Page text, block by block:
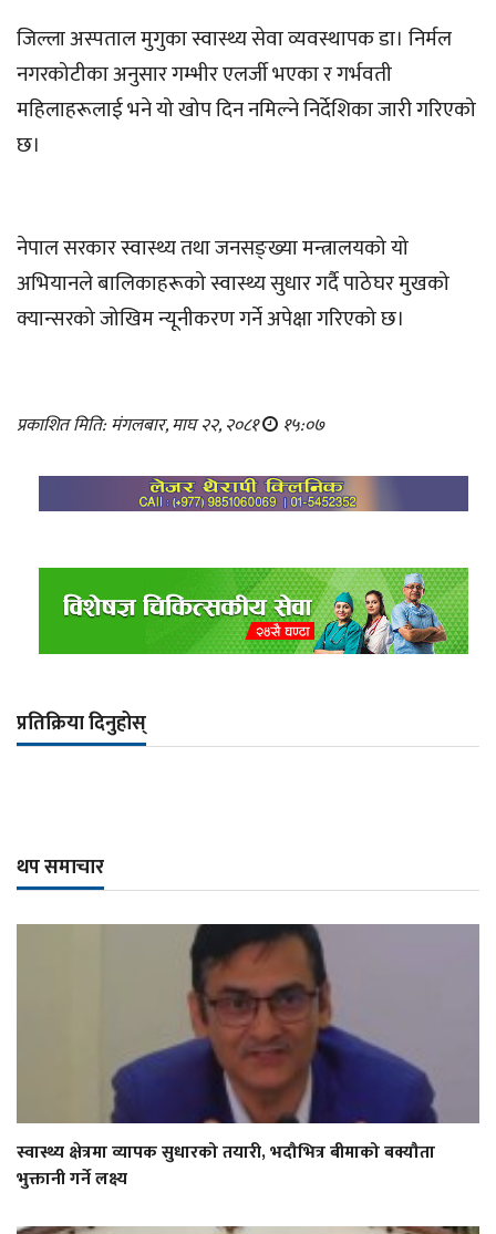
जिल्ला अस्पताल मुगुका स्वास्थ्य सेवा व्यवस्थापक डा। निर्मल
नगरकोटीका अनुसार गम्भीर एलर्जी भएका र गर्भवती
महिलाहरूलाई भने यो खोप दिन नमिल्ने निर्देशिका जारी गरिएको
छ।
नेपाल सरकार स्वास्थ्य तथा जनसङ्ख्या मन्त्रालयको यो
अभियानले बालिकाहरूको स्वास्थ्य सुधार गर्दै पाठेघर मुखको
क्यान्सरको जोखिम न्यूनीकरण गर्ने अपेक्षा गरिएको छ।
प्रकाशित मिति: मंगलबार, माघ २२, २०८१ १५:०७
प्रतिक्रिया दिनुहोस्
थप समाचार
स्वास्थ्य क्षेत्रमा व्यापक सुधारको तयारी, भदौभित्र बीमाको बक्यौता
भुक्तानी गर्ने लक्ष्य